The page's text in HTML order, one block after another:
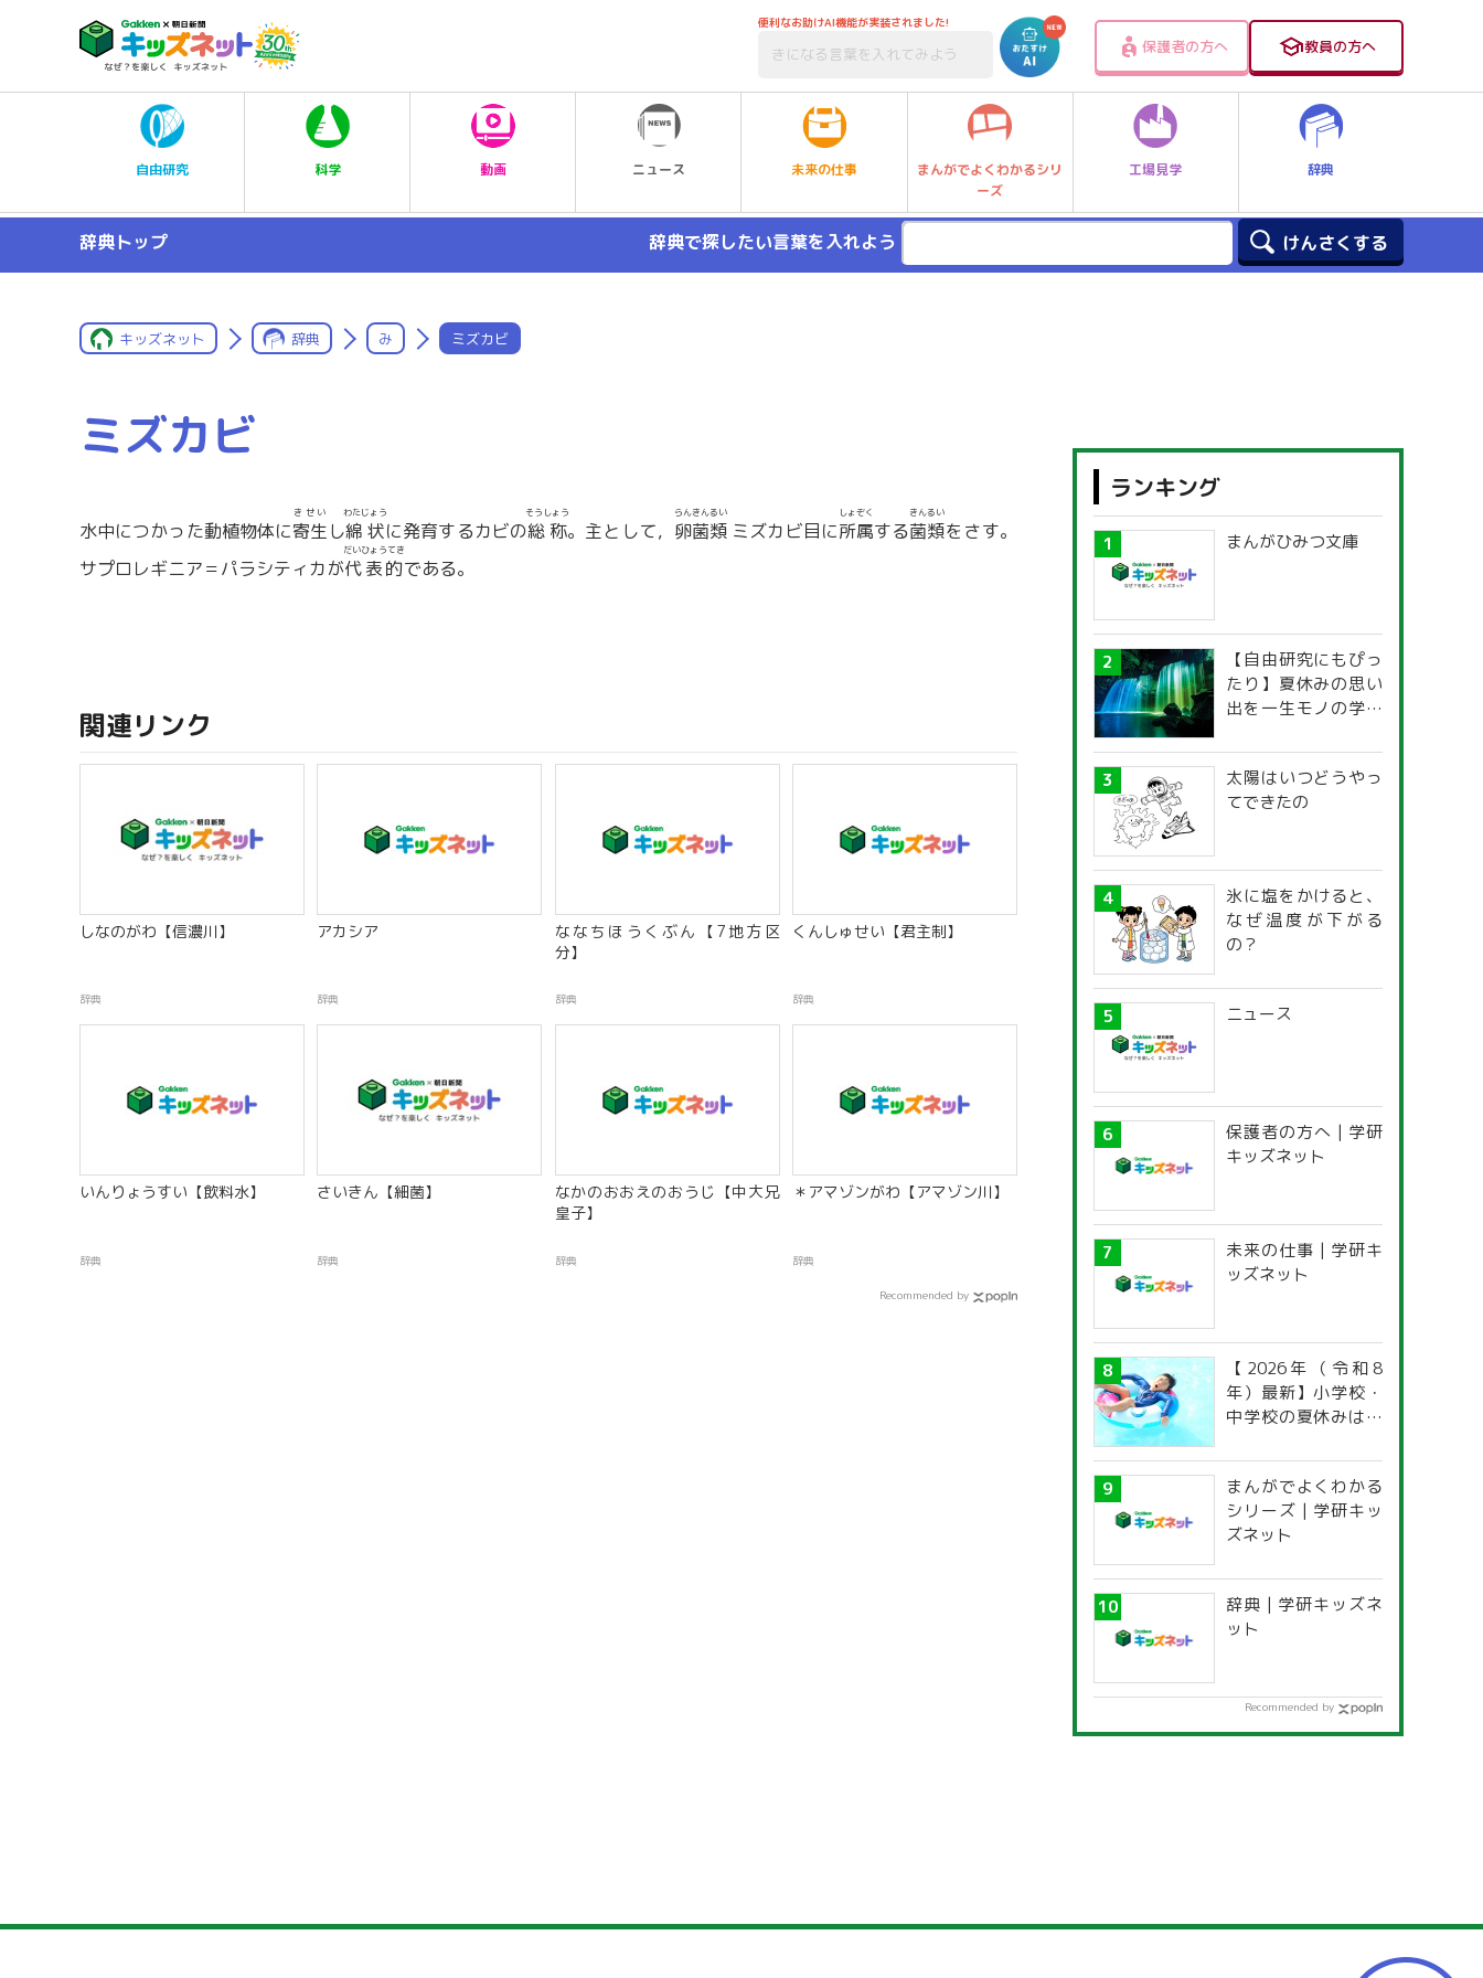
便利なお助けAI機能が実装されました!
保護者の方へ 教員の方へ
自由研究 科学 動画 ニュース 未来の仕事
まんがでよくわかるシリ
ーズ
工場見学 辞典
辞典トップ 辞典で探したい言葉を入れよう
キッズネット 辞典 み ミズカビ
ミズカビ
水中につかった動植物体に寄生
きせい
し綿状
わたじょう
に発育するカビの総称
そうしょう
。主として， 卵菌類
らんきんるい
ミズカビ目に所属
しょぞく
する菌類
きんるい
をさす。
サプロレギニア＝パラシティカが代表的
だいひょうてき
である。
関連リンク
しなのがわ【信濃川】
辞典
アカシア
辞典
ななちほうくぶん【7地方区
分】
辞典
くんしゅせい【君主制】
辞典
いんりょうすい【飲料水】
辞典
さいきん【細菌】
辞典
なかのおおえのおうじ【中大兄
皇子】
辞典
＊アマゾンがわ【アマゾン川】
辞典
Recommended by
ランキング
まんがひみつ文庫
【自由研究にもぴっ
たり】夏休みの思い
出を一生モノの学び
探究ガイド
太陽はいつどうやっ
てできたの
氷に塩をかけると、
なぜ温度が下がる
の？
ニュース
保護者の方へ | 学研
キッズネット
未来の仕事 | 学研キ
ッズネット
【2026年（令和8
年）最新】小学校・
中学校の夏休みはい
道府県別「夏季休暇
一覧」
まんがでよくわかる
シリーズ | 学研キッ
ズネット
辞典 | 学研キッズネ
ット
Recommended by